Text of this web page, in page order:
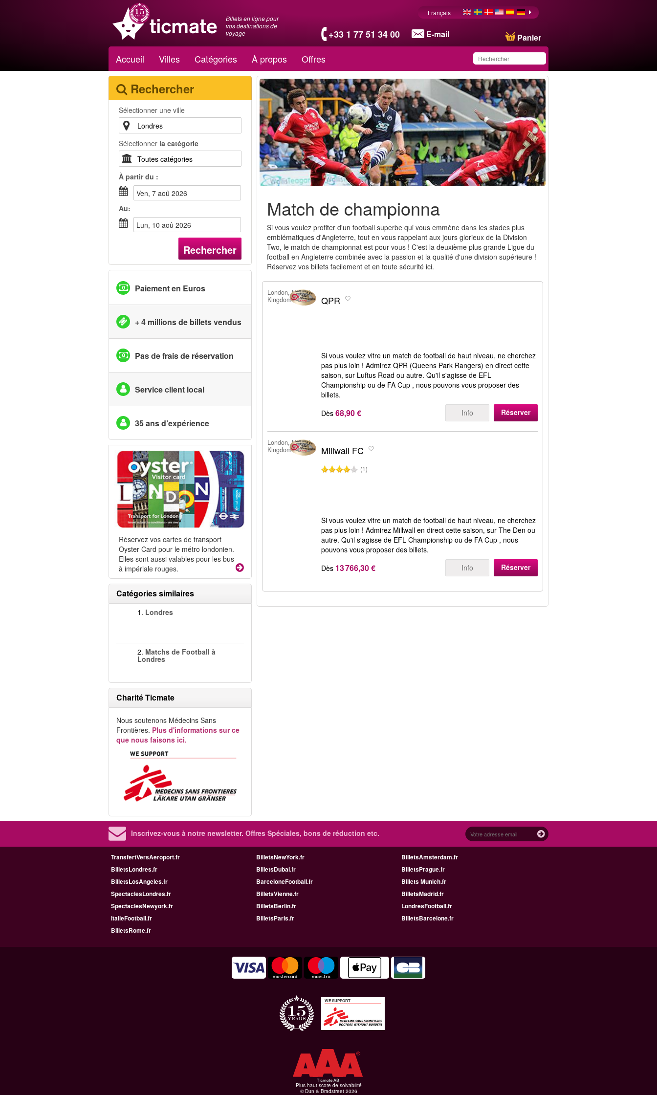
Billets en ligne pour
vos destinations de
voyage
+33 1 77 51 34 00 E-mail Panier
Français
Accueil Villes Catégories À propos Offres
Ce produit a été
sauvegardé dans votre
liste.
Rechercher
Sélectionner une ville
Sélectionner la catégorie
À partir du :
ven, 7 aoû 2026
Au:
lun, 10 aoû 2026
Rechercher
Paiement en Euros
+ 4 millions de billets vendus
Pas de frais de réservation
Service client local
35 ans d’expérience
Réservez vos cartes de transport
Oyster Card pour le métro londonien.
Elles sont aussi valables pour les bus
à impériale rouges.
Catégories similaires
1. Londres
2. Matchs de Football à
Londres
Charité Ticmate
Nous soutenons Médecins Sans
Frontières. Plus d'informations sur ce
que nous faisons ici.
Match de championna
Si vous voulez profiter d'un football superbe qui vous emmène dans les stades plus
emblématiques d'Angleterre, tout en vous rappelant aux jours glorieux de la Division
Two, le match de championnat est pour vous ! C'est la deuxième plus grande Ligue du
football en Angleterre combinée avec la passion et la qualité d'une division supérieure !
Réservez vos billets facilement et en toute sécurité ici.
London, United
Kingdom
QPR
Si vous voulez vitre un match de football de haut niveau, ne cherchez
pas plus loin ! Admirez QPR (Queens Park Rangers) en direct cette
saison, sur Luftus Road ou autre. Qu'il s'agisse de EFL
Championship ou de FA Cup , nous pouvons vous proposer des
billets.
Dès 68,90 € Info Réserver
London, United
Kingdom
Millwall FC
(1)
Si vous voulez vitre un match de football de haut niveau, ne cherchez
pas plus loin ! Admirez Millwall en direct cette saison, sur The Den ou
autre. Qu'il s'agisse de EFL Championship ou de FA Cup , nous
pouvons vous proposer des billets.
Dès 13 766,30 € Info Réserver
Inscrivez-vous à notre newsletter. Offres Spéciales, bons de réduction etc.
TransfertVersAeroport.fr BilletsNewYork.fr
BilletsAmsterdam.fr
BilletsLondres.fr
BilletsDubai.fr
BilletsPrague.fr
BilletsLosAngeles.fr
BarceloneFootball.fr
Billets Munich.fr
SpectaclesLondres.fr
BilletsVienne.fr
BilletsMadrid.fr
SpectaclesNewyork.fr
BilletsBerlin.fr
LondresFootball.fr
ItalieFootball.fr
BilletsParis.fr
BilletsBarcelone.fr
BilletsRome.fr
WE SUPPORT
Plus haut score de solvabilité
© Dun & Bradstreet 2026